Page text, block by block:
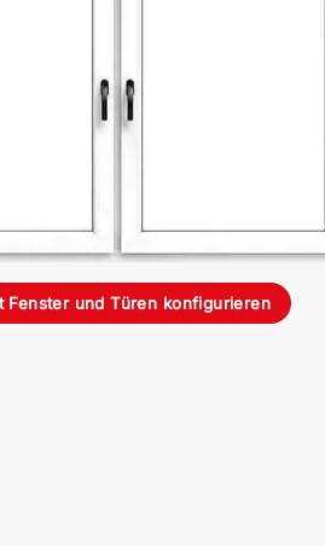
Fenster und Türen konfigurieren